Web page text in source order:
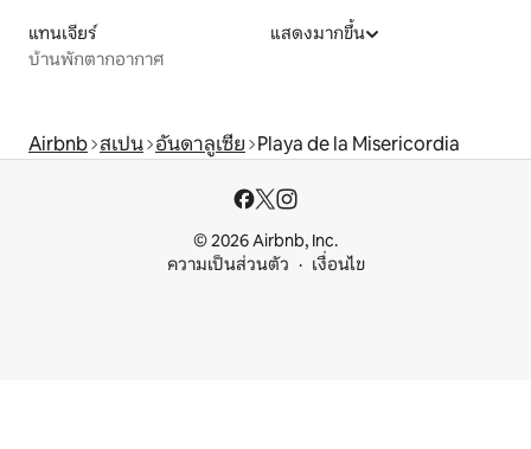
แทนเจียร์
บ้านพักตากอากาศ
แสดงมากขึ้น
Airbnb สเปน อันดาลูเซีย Playa de la Misericordia
© 2026 Airbnb, Inc.
ความเป็นส่วนตัว
เงื่อนไข